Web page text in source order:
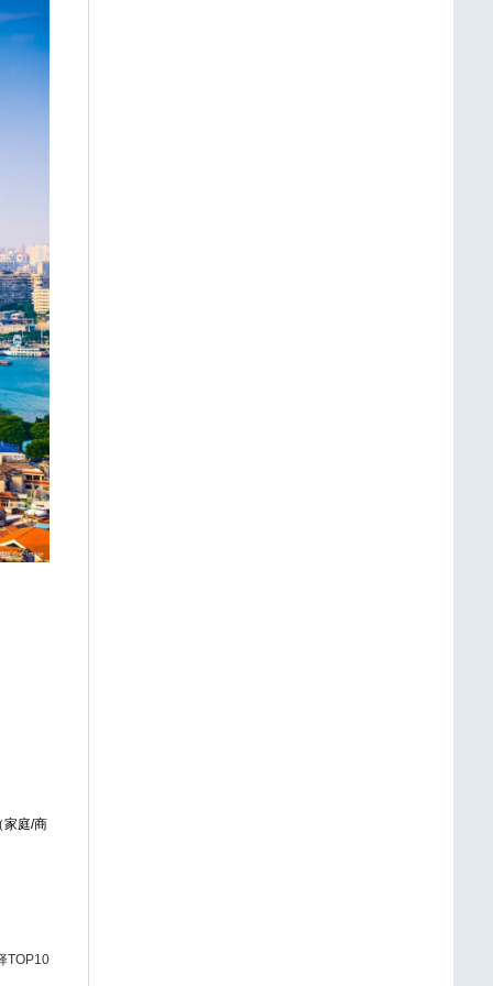
家庭/商
TOP10